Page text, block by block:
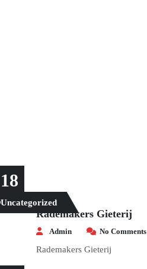
Uncategorized
18
März
Rademakers Gieterij
Admin No Comments
Rademakers Gieterij